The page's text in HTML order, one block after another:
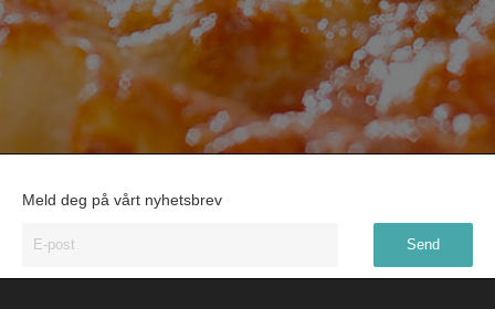
Meld deg på vårt nyhetsbrev